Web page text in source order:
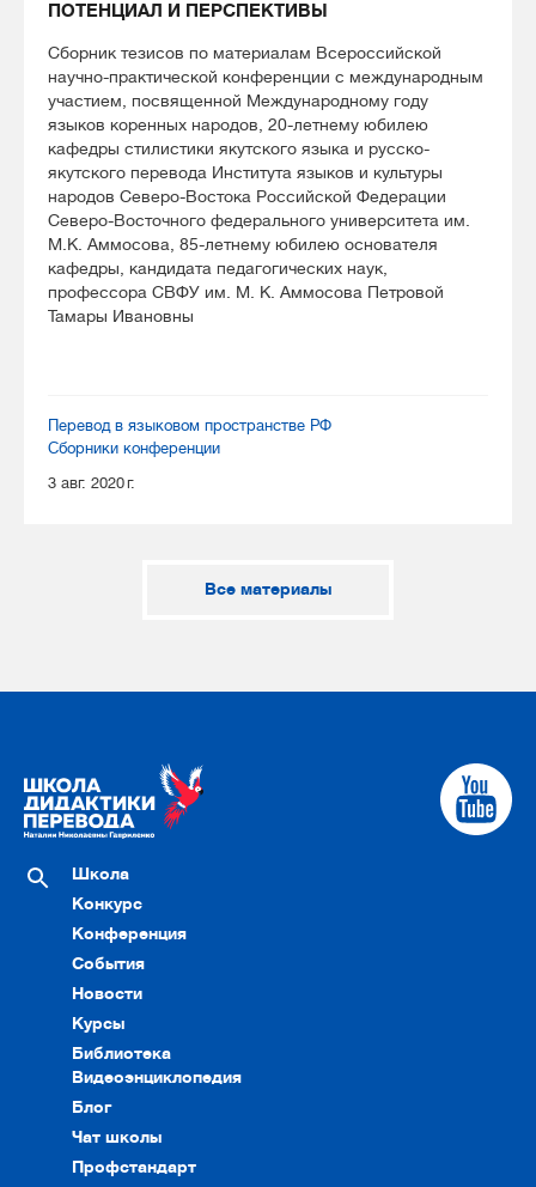
ПОТЕНЦИАЛ И ПЕРСПЕКТИВЫ
Сборник тезисов по материалам Всероссийской
научно-практической конференции с международным
участием, посвященной Международному году
языков коренных народов, 20-летнему юбилею
кафедры стилистики якутского языка и русско-
якутского перевода Института языков и культуры
народов Северо-Востока Российской Федерации
Северо-Восточного федерального университета им.
М.К. Аммосова, 85-летнему юбилею основателя
кафедры, кандидата педагогических наук,
профессора СВФУ им. М. К. Аммосова Петровой
Тамары Ивановны
Перевод в языковом пространстве РФ
Сборники конференции
3 авг. 2020 г.
Все материалы
Школа
Конкурс
Конференция
События
Новости
Курсы
Библиотека
Видеоэнциклопедия
Блог
Чат школы
Профстандарт